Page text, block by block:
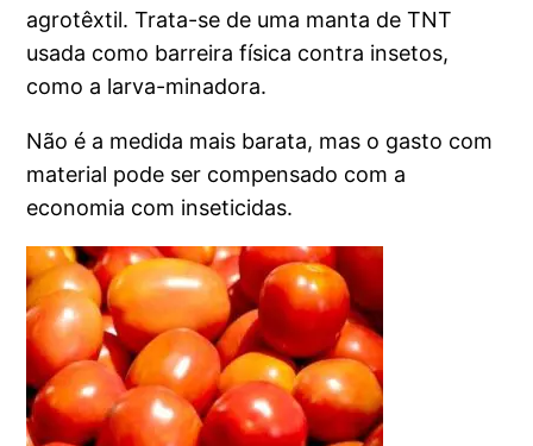
agrotêxtil. Trata-se de uma manta de TNT
usada como barreira física contra insetos,
como a larva-minadora.
Não é a medida mais barata, mas o gasto com
material pode ser compensado com a
economia com inseticidas.